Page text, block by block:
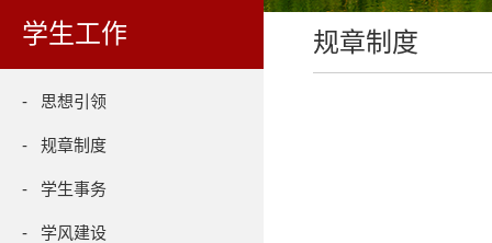
学生工作
- 思想引领
- 规章制度
- 学生事务
- 学风建设
规章制度